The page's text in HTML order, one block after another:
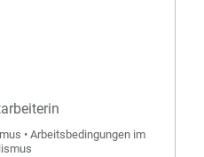
• Arbeitsbedingungen im